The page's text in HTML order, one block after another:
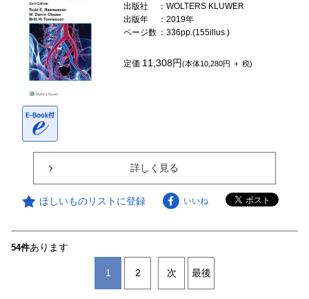
出版社
：WOLTERS KLUWER
出版年
：2019年
ページ数 ：336pp.(155illus.)
定価 11,308円(本体10,280円 ＋ 税)
詳しく見る
ほしいものリストに登録 いいね
54件あります
1 2 次 最後